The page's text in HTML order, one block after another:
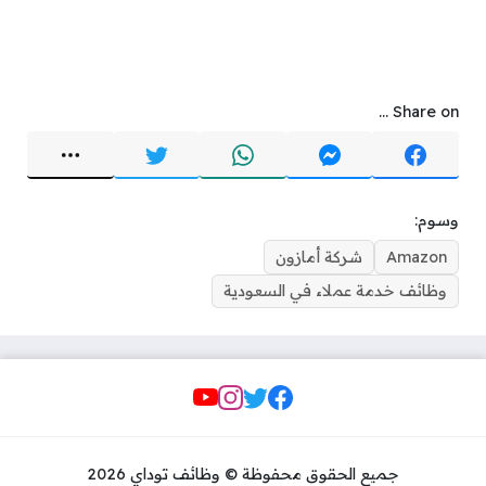
Share on ...
وسوم:
Amazon
شركة أمازون
وظائف خدمة عملاء في السعودية
Social Links
جميع الحقوق محفوظة © وظائف توداي 2026